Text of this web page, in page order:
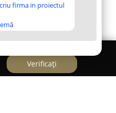
firma in proiectul
Verificați